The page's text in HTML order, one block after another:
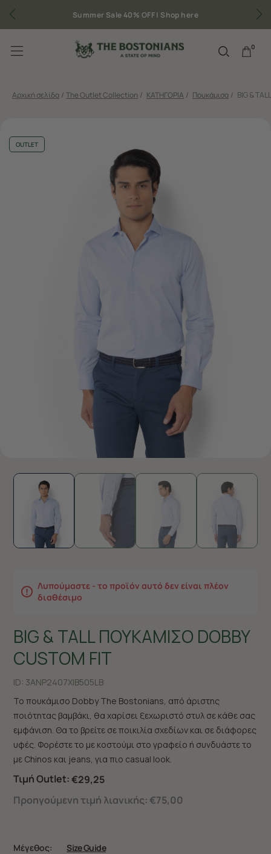
Δωρεάν μεταφορικά για παραγγελίες άνω
0
Αρχική σελίδα / The Outlet Collection / ΚΑΤΗΓΟΡΙΑ / Πουκάμισα / BIG &
OUTLET
Λυπούμαστε - το προϊόν αυτό δεν είναι πλέον
διαθέσιμο
BIG & TALL ΠΟΥΚΑΜΙΣΟ DOBBY
CUSTOM FIT
ID: 3ANP2407X|B505LB
Το πουκάμισο Dobby The Bostonians, από άριστης
ποιότητας βαμβάκι, θα χαρίσει ξεχωριστό στυλ σε κάθε σας
εμφάνιση. Θα το βρείτε σε ποικιλία σχεδίων και σε διάφορες
υφές. Φορέστε το με κοστούμι στο γραφείο ή συνδυάστε το
με Chinos και jeans, για πιο casual look.
Τιμή Outlet:€29,25
Προηγούμενη τιμή λιανικής: €75,00
Μέγεθος: Size Guide